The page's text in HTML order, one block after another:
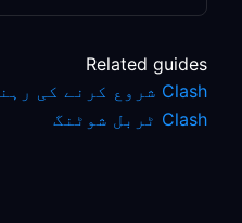
Related guides
Clash شروع کرنے کی رہنمائی
Clash ٹربل شوٹنگ